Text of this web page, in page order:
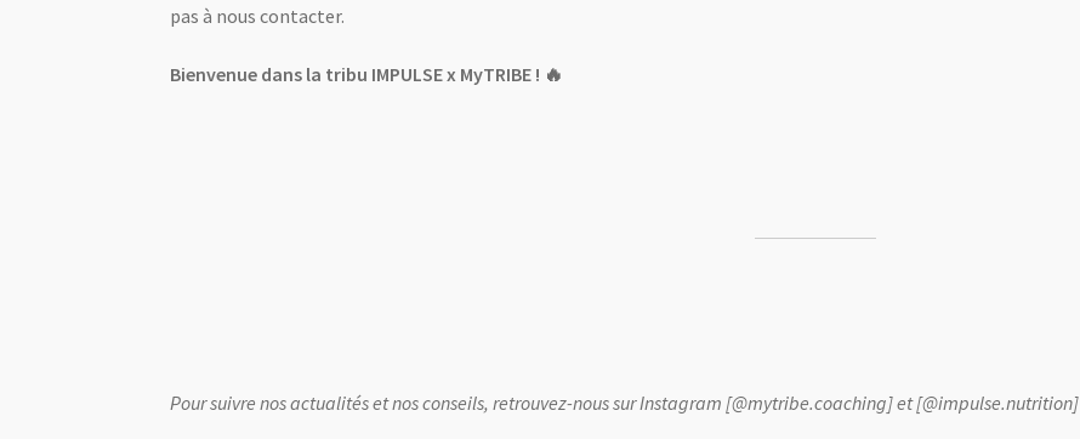
pas à nous contacter.
Bienvenue dans la tribu IMPULSE x MyTRIBE ! 🔥
Pour suivre nos actualités et nos conseils, retrouvez-nous sur Instagram [@mytribe.coaching] et [@impulse.nutrition]